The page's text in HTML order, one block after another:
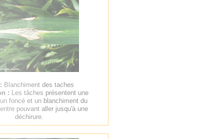
Blanchiment des taches
: Les tâches présentent une
foncé et un blanchiment du
pouvant aller jusqu'à une
déchirure.